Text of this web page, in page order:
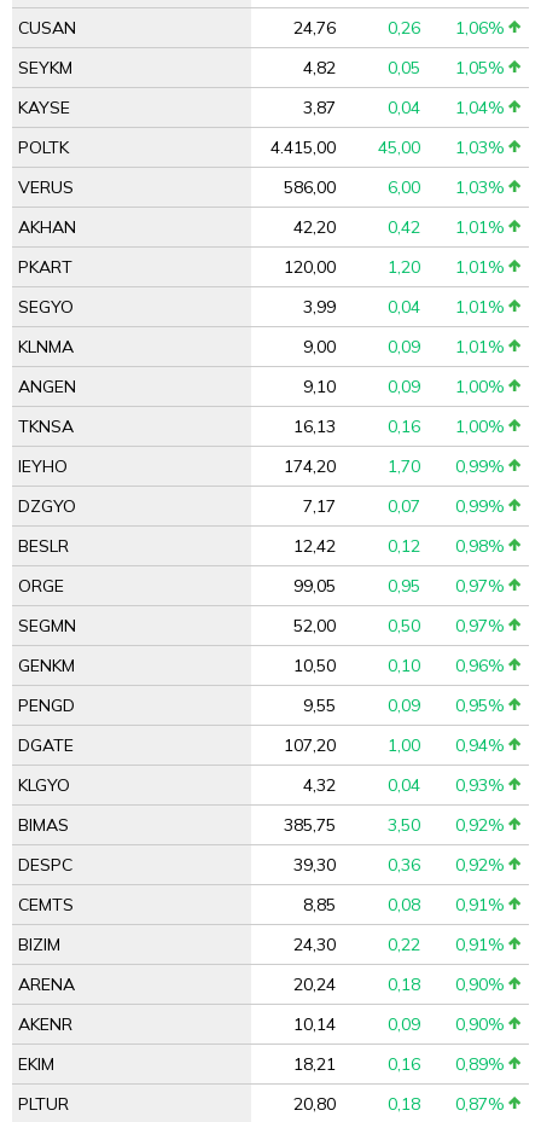
CUSAN
24,76 0,26
1,06%
SEYKM
4,82 0,05
1,05%
KAYSE
3,87 0,04
1,04%
POLTK
4.415,00 45,00
1,03%
VERUS
586,00 6,00
1,03%
AKHAN
42,20 0,42
1,01%
PKART
120,00 1,20
1,01%
SEGYO
3,99 0,04
1,01%
KLNMA
9,00 0,09
1,01%
ANGEN
9,10 0,09
1,00%
TKNSA
16,13 0,16
1,00%
IEYHO
174,20 1,70
0,99%
DZGYO
7,17 0,07
0,99%
BESLR
12,42 0,12
0,98%
ORGE
99,05 0,95
0,97%
SEGMN
52,00 0,50
0,97%
GENKM
10,50 0,10
0,96%
PENGD
9,55 0,09
0,95%
DGATE
107,20 1,00
0,94%
KLGYO
4,32 0,04
0,93%
BIMAS
385,75 3,50
0,92%
DESPC
39,30 0,36
0,92%
CEMTS
8,85 0,08
0,91%
BIZIM
24,30 0,22
0,91%
ARENA
20,24 0,18
0,90%
AKENR
10,14 0,09
0,90%
EKIM
18,21 0,16
0,89%
PLTUR
20,80 0,18 0,87%